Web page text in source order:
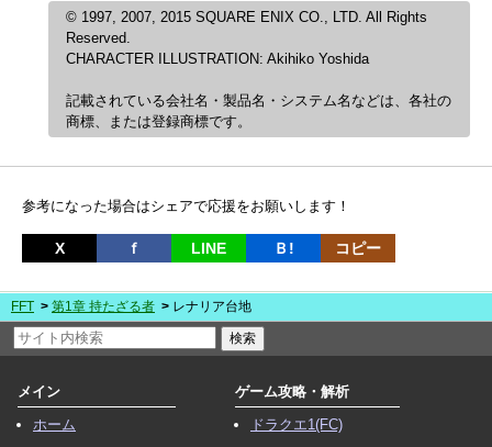
© 1997, 2007, 2015 SQUARE ENIX CO., LTD. All Rights
Reserved.
CHARACTER ILLUSTRATION: Akihiko Yoshida
記載されている会社名・製品名・システム名などは、各社の
商標、または登録商標です。
参考になった場合はシェアで応援をお願いします！
X ｆ LINE Ｂ! コピー
FFT 第1章 持たざる者 レナリア台地
メイン
ホーム
ゲーム攻略・解析
ドラクエ1(FC)